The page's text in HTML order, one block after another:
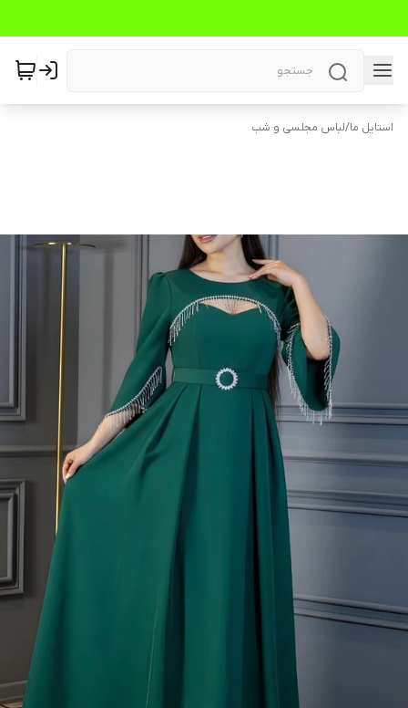
استایل ما/لباس مجلسی و شب